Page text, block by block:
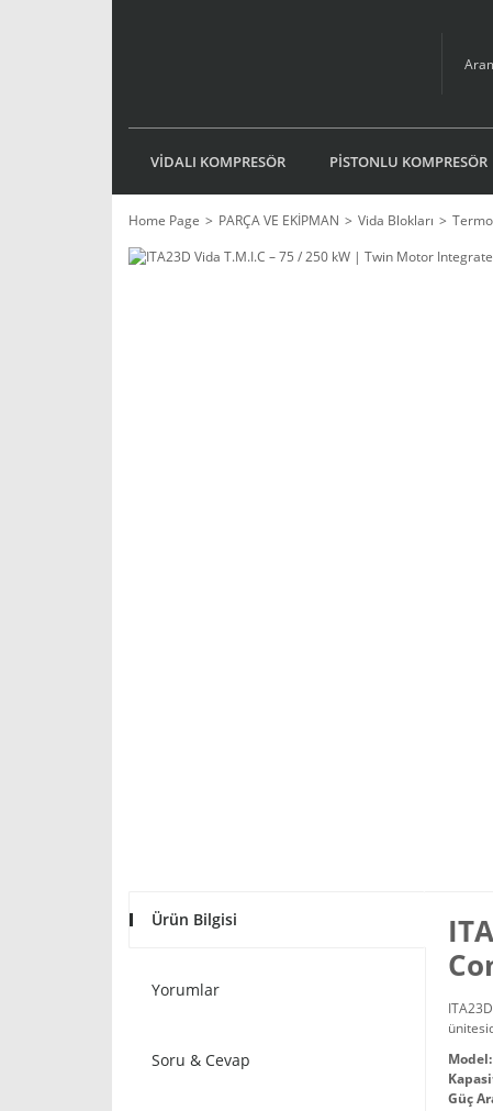
VİDALI KOMPRESÖR PİSTONLU KOMPRESÖR
Home Page PARÇA VE EKİPMAN Vida Blokları
Ürün Bilgisi
Yorumlar
Soru & Cevap
Model:
Güç